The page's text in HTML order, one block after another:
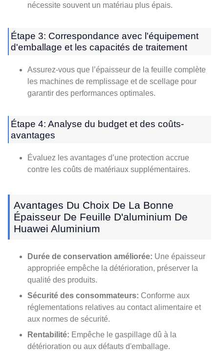
nécessite souvent un matériau plus épais.
Étape 3: Correspondance avec l'équipement
d'emballage et les capacités de traitement
Assurez-vous que l’épaisseur de la feuille complète
les machines de remplissage et de scellage pour
garantir des performances optimales.
Étape 4: Analyse du budget et des coûts-
avantages
Évaluez les avantages d’une protection accrue
contre les coûts de matériaux supplémentaires.
Avantages Du Choix De La Bonne
Épaisseur De Feuille D'aluminium De
Huawei Aluminium
Durée de conservation améliorée: Une épaisseur
appropriée empêche la détérioration, préserver la
qualité des produits.
Sécurité des consommateurs: Conforme aux
réglementations relatives au contact alimentaire et
aux normes de sécurité.
Rentabilité: Empêche le gaspillage dû à la
détérioration ou aux défauts d'emballage.